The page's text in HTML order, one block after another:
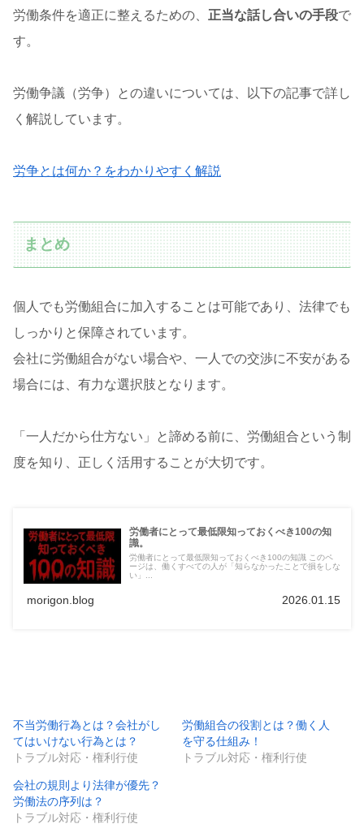
労働条件を適正に整えるための、 正当な話し合いの手段で
す。
労働争議（労争）との違いについては、以下の記事で詳し
く解説しています。
労争とは何か？をわかりやすく解説
まとめ
個人でも労働組合に加入することは可能であり、法律でも
しっかりと保障されています。
会社に労働組合がない場合や、一人での交渉に不安がある
場合には、有力な選択肢となります。
「一人だから仕方ない」と諦める前に、労働組合という制
度を知り、正しく活用することが大切です。
労働者にとって最低限知っておくべき100の知
識。
労働者にとって最低限知っておくべき100の知識 このペ
ージは、働くすべての人が「知らなかったことで損をしな
い」...
morigon.blog 2026.01.15
不当労働行為とは？会社がし
てはいけない行為とは？
トラブル対応・権利行使
労働組合の役割とは？働く人
を守る仕組み！
トラブル対応・権利行使
会社の規則より法律が優先？
労働法の序列は？
トラブル対応・権利行使